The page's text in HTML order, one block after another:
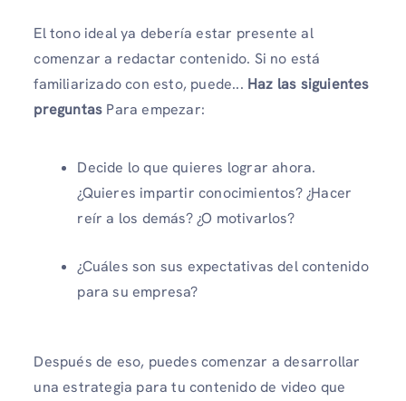
El tono ideal ya debería estar presente al
comenzar a redactar contenido. Si no está
familiarizado con esto, puede... Haz las siguientes
preguntas Para empezar:
Decide lo que quieres lograr ahora.
¿Quieres impartir conocimientos? ¿Hacer
reír a los demás? ¿O motivarlos?
¿Cuáles son sus expectativas del contenido
para su empresa?
Después de eso, puedes comenzar a desarrollar
una estrategia para tu contenido de video que